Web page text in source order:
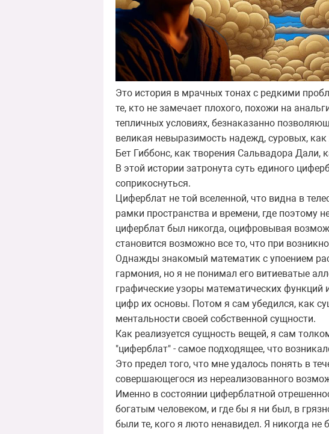
Это история в мрачных тонах с редкими
те, кто не замечает плохого, похожи на
тепличных условиях, безнаказанно
великая невыразимость надежд, суровых,
Бет Гиббонс, как творения Сальвадора
В этой истории затронута суть единого
соприкоснуться.
Циферблат не той вселенной, что видна в
рамки пространства и времени, где поэтому
циферблат был никогда, оцифровывая
становится возможно все то, что при
Однажды знакомый математик с упоением
гармония, но я не понимал его витиеватые
графические узоры математических функций
цифр их основы. Потом я сам убедился, как
ментальности своей собственной сущности.
Как реализуется сущность вещей, я сам
"циферблат" - самое подходящее, что
Это предел того, что мне удалось понять в
совершающегося из нереализованного
Именно в состоянии циферблатной
богатым человеком, и где бы я ни был, в
были те, кого я люто ненавидел. Я никогда